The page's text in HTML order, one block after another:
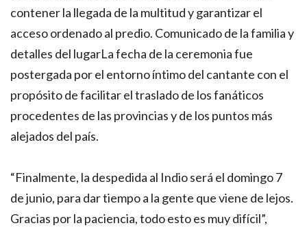
contener la llegada de la multitud y garantizar el
acceso ordenado al predio. Comunicado de la familia y
detalles del lugarLa fecha de la ceremonia fue
postergada por el entorno íntimo del cantante con el
propósito de facilitar el traslado de los fanáticos
procedentes de las provincias y de los puntos más
alejados del país.
“Finalmente, la despedida al Indio será el domingo 7
de junio, para dar tiempo a la gente que viene de lejos.
Gracias por la paciencia, todo esto es muy difícil”,